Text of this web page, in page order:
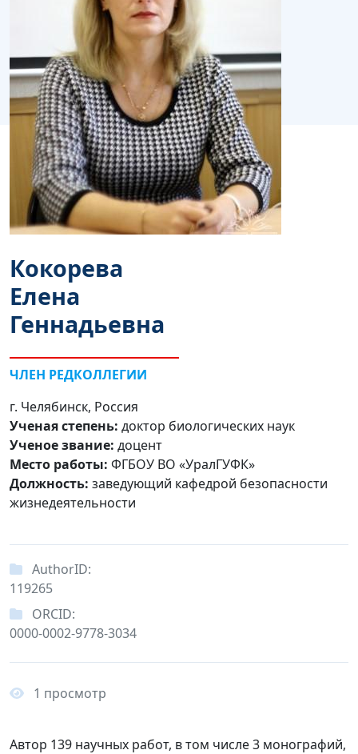
Кокорева
Елена
Геннадьевна
ЧЛЕН РЕДКОЛЛЕГИИ
г. Челябинск, Россия
Ученая степень: доктор биологических наук
Ученое звание: доцент
Место работы: ФГБОУ ВО «УралГУФК»
Должность: заведующий кафедрой безопасности
жизнедеятельности
AuthorID:
119265
ORCID:
0000-0002-9778-3034
1 просмотр
Автор 139 научных работ, в том числе 3 монографий,